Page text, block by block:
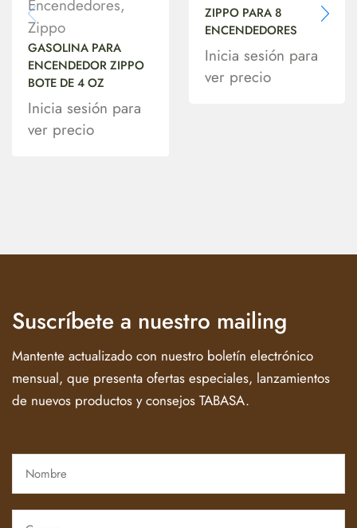
Encendedores,
Zippo
GASOLINA PARA
ENCENDEDOR ZIPPO
BOTE DE 4 OZ
Inicia sesión para
ver precio
ZIPPO PARA 8
ENCENDEDORES
Inicia sesión para
ver precio
Suscríbete a nuestro mailing
Mantente actualizado con nuestro boletín electrónico
mensual, que presenta ofertas especiales, lanzamientos
de nuevos productos y consejos TABASA.